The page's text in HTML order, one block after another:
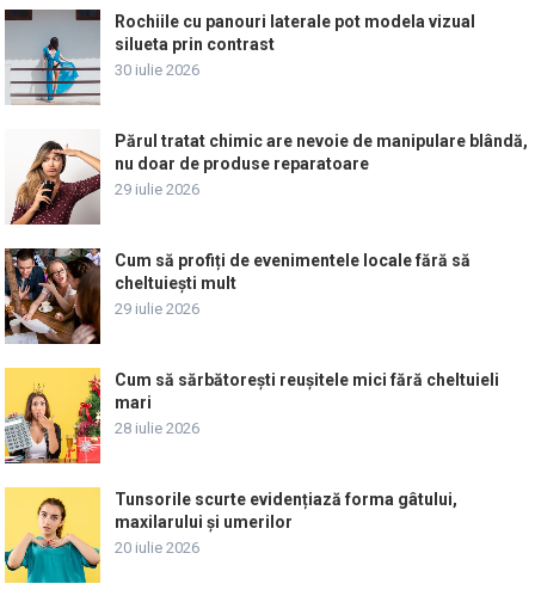
Rochiile cu panouri laterale pot modela vizual
silueta prin contrast
30 iulie 2026
Părul tratat chimic are nevoie de manipulare blândă,
nu doar de produse reparatoare
29 iulie 2026
Cum să profiți de evenimentele locale fără să
cheltuiești mult
29 iulie 2026
Cum să sărbătorești reușitele mici fără cheltuieli
mari
28 iulie 2026
Tunsorile scurte evidențiază forma gâtului,
maxilarului și umerilor
20 iulie 2026